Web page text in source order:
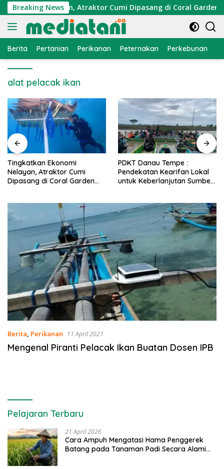
Langsung
ke
konten
Breaking News
Nelayan, Atraktor Cumi Dipasang di Coral Garden
Berita Pertanian Perikanan Peternakan Perkebunan
alat pelacak ikan
PDKT Danau Tempe :
Pendekatan Kearifan Lokal
untuk Keberlanjutan Sumber
Cara Mengatasi Penyakit
PMK pada Sapi Perah
Alami dan Medis
Berita, Perikanan 11 April 2021
Mengenal Piranti Pelacak Ikan Buatan Dosen IPB
Pelajaran Terbaru
21 April 2026
Cara Ampuh Mengatasi Hama Penggerek
Batang pada Tanaman Padi Secara Alami